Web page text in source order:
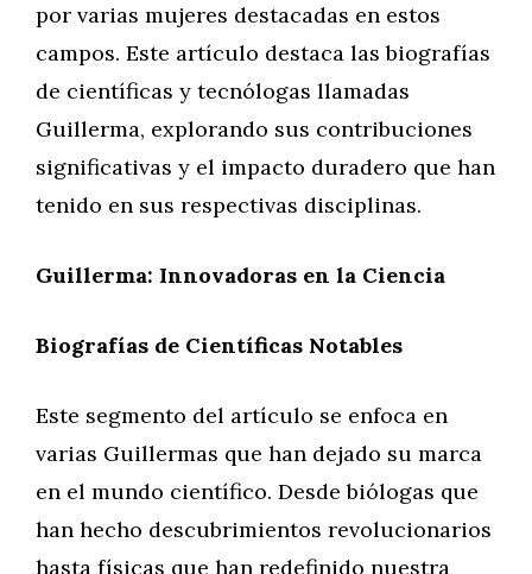
por varias mujeres destacadas en estos
campos. Este artículo destaca las biografías
de científicas y tecnólogas llamadas
Guillerma, explorando sus contribuciones
significativas y el impacto duradero que han
tenido en sus respectivas disciplinas.
Guillerma: Innovadoras en la Ciencia
Biografías de Científicas Notables
Este segmento del artículo se enfoca en
varias Guillermas que han dejado su marca
en el mundo científico. Desde biólogas que
han hecho descubrimientos revolucionarios
hasta físicas que han redefinido nuestra